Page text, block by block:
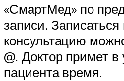
«СмартМед» по
записи. Записаться
консультацию
@. Доктор примет
пациента время.